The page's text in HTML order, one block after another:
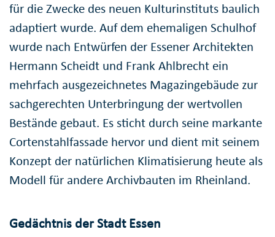
für die Zwecke des neuen Kulturinstituts baulich
adaptiert wurde. Auf dem ehemaligen Schulhof
wurde nach Entwürfen der Essener Architekten
Hermann Scheidt und Frank Ahlbrecht ein
mehrfach ausgezeichnetes Magazingebäude zur
sachgerechten Unterbringung der wertvollen
Bestände gebaut. Es sticht durch seine markante
Cortenstahlfassade hervor und dient mit seinem
Konzept der natürlichen Klimatisierung heute als
Modell für andere Archivbauten im Rheinland.
Gedächtnis der Stadt Essen